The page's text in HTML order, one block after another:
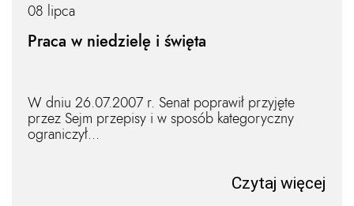
08 lipca
Praca w niedzielę i święta
W dniu 26.07.2007 r. Senat poprawił przyjęte
przez Sejm przepisy i w sposób kategoryczny
ograniczył...
Czytaj więcej